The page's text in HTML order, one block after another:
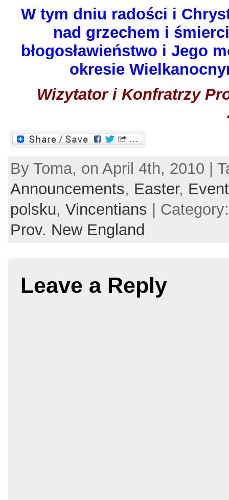
W tym dniu radości i
nad grzechem i
błogosławieństwo i Jego
okresie
Wizytator i Konfratrzy
By Toma, on April 4th, 2010 |
Announcements, Easter,
polsku, Vincentians |
Prov. New England
Leave a Reply